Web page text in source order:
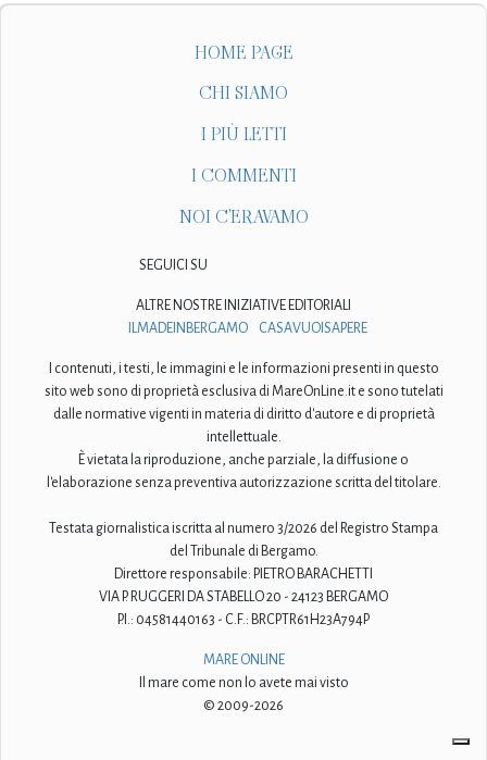
HOME PAGE
CHI SIAMO
I PIÙ LETTI
I COMMENTI
NOI C'ERAVAMO
SEGUICI SU
ALTRE NOSTRE INIZIATIVE EDITORIALI
ILMADEINBERGAMO
CASAVUOISAPERE
I contenuti, i testi, le immagini e le informazioni presenti in questo
sito web sono di proprietà esclusiva di MareOnLine.it e sono tutelati
dalle normative vigenti in materia di diritto d'autore e di proprietà
intellettuale.
È vietata la riproduzione, anche parziale, la diffusione o
l'elaborazione senza preventiva autorizzazione scritta del titolare.
Testata giornalistica iscritta al numero 3/2026 del Registro Stampa
del Tribunale di Bergamo.
Direttore responsabile: PIETRO BARACHETTI
VIA P. RUGGERI DA STABELLO 20 - 24123 BERGAMO
P.I.: 04581440163 - C.F.: BRCPTR61H23A794P
MARE ONLINE
Il mare come non lo avete mai visto
© 2009-2026